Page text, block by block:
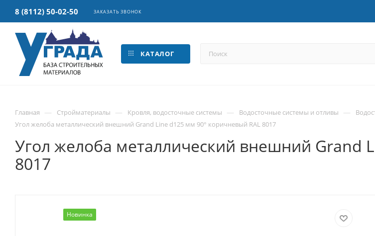
8 (8112) 50-02-50 ЗАКАЗАТЬ ЗВОНОК
КАТАЛОГ
Главная — Стройматериалы — Кровля, водосточные системы — Водосточные системы и отливы —
Угол желоба металлический внешний Grand Line d125 мм 90° коричневый RAL 8017
Угол желоба металлический внешний Grand
8017
Новинка